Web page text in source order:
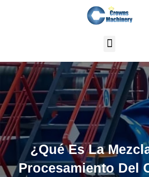
¿Qué Es La
Procesamiento Del